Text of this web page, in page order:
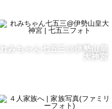
れみちゃん七五三@伊勢山皇
大神宮